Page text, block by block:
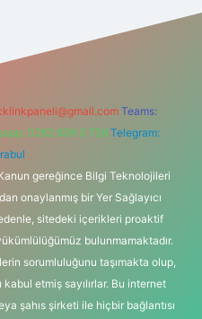
Teams:
0262 606 0 726 Telegram:
gereğince Bilgi Teknolojileri
onaylanmış bir Yer Sağlayıcı
sitedeki içerikleri proaktif
bulunmamaktadır.
sorumluluğunu taşımakta olup,
etmiş sayılırlar. Bu internet
şahıs şirketi ile hiçbir bağlantısı